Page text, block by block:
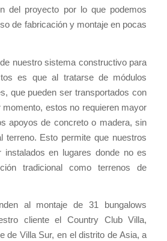
del proyecto por lo que podemos
de fabricación y montaje en pocas
nuestro sistema constructivo para
es que al tratarse de módulos
que pueden ser transportados con
momento, estos no requieren mayor
apoyos de concreto o madera, sin
terreno. Esto permite que nuestros
instalados en lugares donde no es
tradicional como terrenos de
al montaje de 31 bungalows
cliente el Country Club Villa,
de Villa Sur, en el distrito de Asia, a